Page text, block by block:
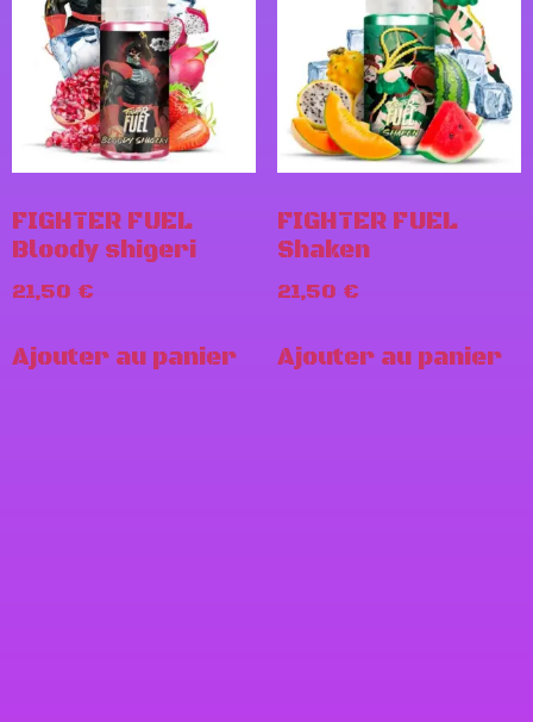
FIGHTER FUEL
Bloody shigeri
21,50 €
Ajouter au panier
FIGHTER FUEL
Shaken
21,50 €
Ajouter au panier